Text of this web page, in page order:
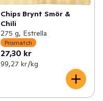
Chips Brynt Smör &
Chili
275 g, Estrella
Prismatch
27,30 kr
99,27 kr /kg